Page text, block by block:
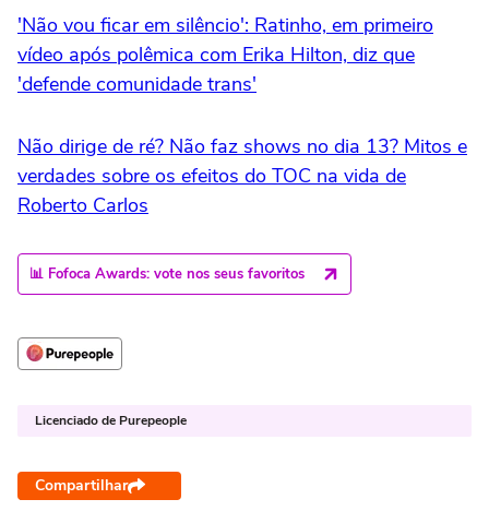
'Não vou ficar em silêncio': Ratinho, em primeiro
vídeo após polêmica com Erika Hilton, diz que
'defende comunidade trans'
Não dirige de ré? Não faz shows no dia 13? Mitos e
verdades sobre os efeitos do TOC na vida de
Roberto Carlos
📊 Fofoca Awards: vote nos seus favoritos
Licenciado de Purepeople
Compartilhar